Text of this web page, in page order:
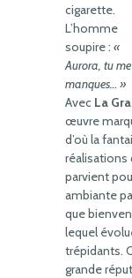
cigarette.
L’homme
soupire : «
Aurora, tu me
manques… »
Avec La
œuvre
d’où la
réalisations
parvient
ambiante
que
lequel
trépidants.
grande